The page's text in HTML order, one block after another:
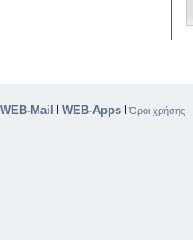
WEB-Mail | WEB-Apps |Όροι χρήσης |